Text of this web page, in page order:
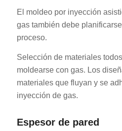
El moldeo por inyección
gas también debe
proceso.
Selección de materiales
moldearse con gas. Los
materiales que fluyan y se
inyección de gas.
Espesor de pared